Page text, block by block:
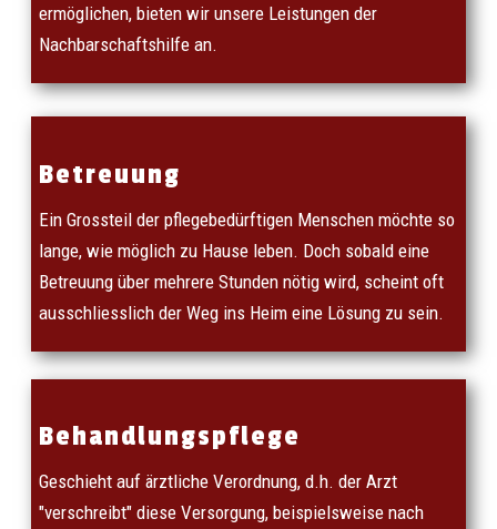
ermöglichen, bieten wir unsere Leistungen der
Nachbarschaftshilfe an.
Betreuung
Ein Grossteil der pflegebedürftigen Menschen möchte so
lange, wie möglich zu Hause leben. Doch sobald eine
Betreuung über mehrere Stunden nötig wird, scheint oft
ausschliesslich der Weg ins Heim eine Lösung zu sein.
Behandlungspflege
Geschieht auf ärztliche Verordnung, d.h. der Arzt
"verschreibt" diese Versorgung, beispielsweise nach